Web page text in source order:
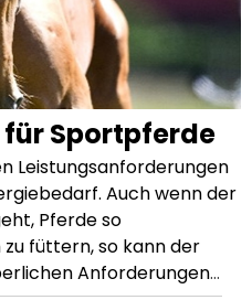
für Sportpferde
auch für Pferde, die schlecht fressen. Besonders empfehlenswert ist hier das Power Performance Müsli Pavo Triple P. Achte jedoch bei einer Zufütterung von zucker- und stärkehaltigen Futtermitteln darauf, dass die Verdauungskapazitäten bei Pferden begrenzt sind. Gelangen zu viel unverdaute Zucker- und Stärke-Anteile in den Dickdarm, führt dies zu einer Störung der empfindlichen Darmflora. Erfahre mehr zu diesem Thema in unserem Ratgeber „Was bewirkt Zucker beim Pferd?“. Fette und Öle im Pferdefutter Um den Energieanteil im Futter um bis zu 10% erhöhen zu können, eignet sich die Zufütterung von Ölen. Die Fett-Verdauung im Dünndarm ist für Pferde nicht belastend, hat keinen Einfluss auf den Blutzuckerspiegel und regt die Insulinproduktion nicht an. Allerdings empfehlen sich ausschließlich hochwertige Öle für die Pferdefütterung. Leinöl hat z.B. einen hohen Anteil an Omega-3-Fettsäuren. Aber auch Sonnenblumen- oder Maiskeimöl sind für Pferde sehr gut geeignet. Um die Vielfältigkeit beizubehalten, füttere diese Öle am besten im Wechsel. Neben der separaten Beigabe von Ölen gibt es auch Futtersorten, die bereits einen besonders hohen Anteil an essentiellen Ölen haben. Diese Futtermittel eignen sich besonders für Pferde im Ausdauersport, Bei der Zufütterung von Öl ist es sehr wichtig, dass du eine Gesamtölmenge von 500ml pro Tag nicht überschreitest. Werden regelmäßig höhere Mengen gefüttert, könnte dies den Darm und die Leber zu sehr belasten. Tipp: Grundsätzlich das Kraftfutter in mindestens 3-4 Portionen aufteilen. Eine vorangestellte Raufütterung ist ebenfalls empfehlenswert. Wie erkennst du das richtige Kraftfutter? Damit dein Pferd Höchstleistungen erbringen kann, sollte sein Energiebedarf optimal durch sein Futter gedeckt werden. Zu wenig Energie im Futter kann z.B. dazu führen, dass dein Pferd an Gewicht verliert und zu wenig Kraft hat, um schwere Aufgaben zu bewältigen. Zu viel Energie hingegen kann zu Übergewicht führen und Wohlstandskrankheiten begünstigen. Daher ist es wichtig, dass du die Energiewerte des Kraftfutters mit dem Bedarf deines Pferdes abgleichst, um diesen auch bedarfsgerecht decken zu können. Hierbei unterstützt dich der Pavo Energy Level Plan. Dieser Plan besteht aus 3 unterschiedlichen Energy Leveln: 1. Energy Level Low 2. Energy Level Medium 3. Energy Level High Leicht arbeitende Freizeitpferde zählen meist zum Energy Level Low: Energy Level Low = Minimum 3-4 Trainingseinheiten pro Woche, durchschnittlich 30-60 Minuten Training täglich, davon 48% Schritt, 48% Trab und 4% Galopp. Leicht arbeitende Freizeitpferde zählen meist zum Energy Level Low: Energy Level Low = Minimum 3-4 Trainingseinheiten pro Woche, durchschnittlich 30-60 Minuten Training täglich, davon 48% Schritt, 48% Trab und 4% Galopp. Energy Level Medium = Minimum 3-4 Trainingseinheiten pro Woche, durchschnittlich 30-60 Minuten Training täglich, davon 23% Schritt, 57% Trab und 20% Galopp/Springen. Energy Level High = Minimum 3-4 Trainingseinheiten pro Woche, durchschnittlich 30-60 Minuten Training täglich, davon 23% Schritt, 39% Trab und 38% Galopp/Springen. Um das Energy Level deines Sportpferdes zu bestimmen, kannst du einfach eine Woche lang jeden Tag messen, wie viel du dein Pferd im Schritt reitest, trabst und galoppierst. Diese Werte teilst du anschließend durch 7, um die durchschnittliche Arbeit pro Tag zu erhalten. Diese Minuten rechnest du dann in Prozentzahlen um und gleichst sie anschließend mit den vorgegebenen Werten der Pavo Energy Level ab. Die passenden Pavo Futtersorten für dein Sportpferd erkennst du dann anhand der Sternenanzahl auf den einzelnen Futtersäcken: 1 Stern steht für Energy Level Low, 2 Sterne repräsentieren das Energy Level Medium und 3 Sterne das Energy Level High. Hast du z.B. gemessen, dass dein Pferd auf Energy Level High trainiert, eignen sich Pavo Futtersorten mit 3 abgebildeten Sternen auf dem Futtersack. Die Energiewerte der Futtermittel basieren auf den internationalen Richtlinien der NRC und CVB. Welche Muskelgruppen beim Pferd benötigen welche Energiequellen? Im Pferdesport wird anhand der Nährstoffzusammensetzung entsprechend von schnell verfügbarer Energie (Kohlenhydrate) und langsam freiwerdender Energie (Fette) gesprochen. Die Energiequellen Zucker und Stärke haben folgenden Eigenschaften: Durch Entfernung von Wasser ist Stärke nichts anderes als eine große zusammenhängende Menge von Zuckermolekülen. Zucker sind einfache Moleküle, die leicht zu trennen sind. Einzelne Zuckermoleküle sind für den Muskel dadurch schnell verfügbar. Bei der Verbrennung von Glucose werden jedoch verschiedene Abfallstoffe freigesetzt, die wieder neutralisiert wer